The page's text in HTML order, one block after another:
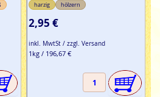
harzig hölzern
2,95 €
inkl. MwtSt / zzgl. Versand
1kg / 196,67 €